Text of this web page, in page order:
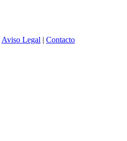
Aviso Legal | Contacto